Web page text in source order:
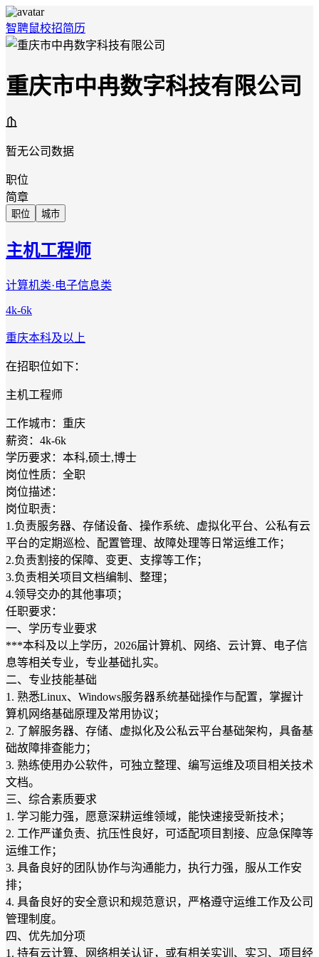
智聘鼠校招简历
重庆市中冉数字科技有限公司
暂无公司数据
职位
简章
职位 城市
主机工程师
计算机类·电子信息类
4k-6k
重庆本科及以上
在招职位如下：
主机工程师
工作城市：重庆
薪资：4k-6k
学历要求：本科,硕士,博士
岗位性质：全职
岗位描述：
岗位职责：
1.负责服务器、存储设备、操作系统、虚拟化平台、公私有云
平台的定期巡检、配置管理、故障处理等日常运维工作；
2.负责割接的保障、变更、支撑等工作；
3.负责相关项目文档编制、整理；
4.领导交办的其他事项；
任职要求：
一、学历专业要求
***本科及以上学历，2026届计算机、网络、云计算、电子信
息等相关专业，专业基础扎实。
二、专业技能基础
1. 熟悉Linux、Windows服务器系统基础操作与配置，掌握计
算机网络基础原理及常用协议；
2. 了解服务器、存储、虚拟化及公私云平台基础架构，具备基
础故障排查能力；
3. 熟练使用办公软件，可独立整理、编写运维及项目相关技术
文档。
三、综合素质要求
1. 学习能力强，愿意深耕运维领域，能快速接受新技术；
2. 工作严谨负责、抗压性良好，可适配项目割接、应急保障等
运维工作；
3. 具备良好的团队协作与沟通能力，执行力强，服从工作安
排；
4. 具备良好的安全意识和规范意识，严格遵守运维工作及公司
管理制度。
四、优先加分项
1. 持有云计算、网络相关认证，或有相关实训、实习、项目经